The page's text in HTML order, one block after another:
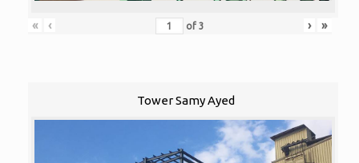
« ‹ of 3 › »
Tower Samy Ayed